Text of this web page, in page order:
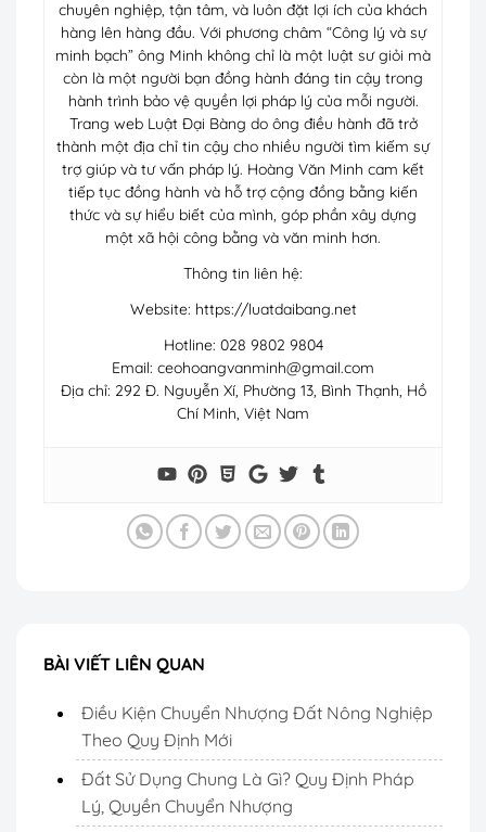
chuyên nghiệp, tận tâm, và luôn đặt lợi ích của khách
hàng lên hàng đầu. Với phương châm “Công lý và sự
minh bạch” ông Minh không chỉ là một luật sư giỏi mà
còn là một người bạn đồng hành đáng tin cậy trong
hành trình bảo vệ quyền lợi pháp lý của mỗi người.
Trang web Luật Đại Bàng do ông điều hành đã trở
thành một địa chỉ tin cậy cho nhiều người tìm kiếm sự
trợ giúp và tư vấn pháp lý. Hoàng Văn Minh cam kết
tiếp tục đồng hành và hỗ trợ cộng đồng bằng kiến
thức và sự hiểu biết của mình, góp phần xây dựng
một xã hội công bằng và văn minh hơn.
Thông tin liên hệ:
Website: https://luatdaibang.net
Hotline: 028 9802 9804
Email: ceohoangvanminh@gmail.com
Địa chỉ: 292 Đ. Nguyễn Xí, Phường 13, Bình Thạnh, Hồ
Chí Minh, Việt Nam
BÀI VIẾT LIÊN QUAN
Điều Kiện Chuyển Nhượng Đất Nông Nghiệp
Theo Quy Định Mới
Đất Sử Dụng Chung Là Gì? Quy Định Pháp
Lý, Quyền Chuyển Nhượng